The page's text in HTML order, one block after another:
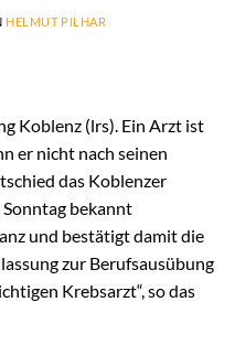
HELMUT PILHAR
Koblenz (lrs). Ein Arzt ist
er nicht nach seinen
das Koblenzer
bekannt
und bestätigt damit die
zur Berufsausübung
Krebsarzt“, so das